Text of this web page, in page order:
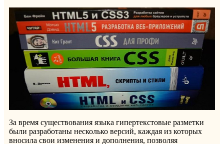
За время существования языка гипертекстовые разметки
были разработаны несколько версий, каждая из которых
вносила свои изменения и дополнения, позволяя